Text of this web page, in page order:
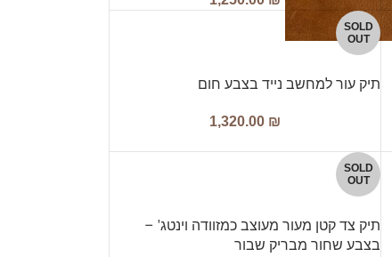
SOLD
OUT
תיק עור למחשב נייד בצבע חום
1,320.00 ₪
SOLD
OUT
תיק צד קטן מעור מעוצב כמזוודה וינטג' –
בצבע שחור מבריק שבור